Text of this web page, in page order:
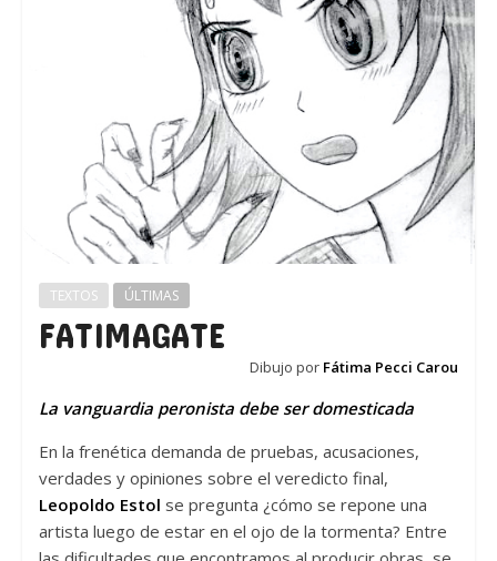
TEXTOS ÚLTIMAS
FATIMAGATE
Dibujo por Fátima Pecci Carou
La vanguardia peronista debe ser domesticada
En la frenética demanda de pruebas, acusaciones,
verdades y opiniones sobre el veredicto final,
Leopoldo Estol se pregunta ¿cómo se repone una
artista luego de estar en el ojo de la tormenta? Entre